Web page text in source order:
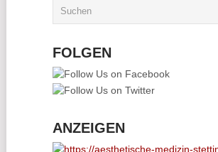
FOLGEN
ANZEIGEN